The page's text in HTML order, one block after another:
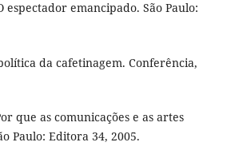
espectador emancipado. São Paulo:
da cafetinagem. Conferência,
que as comunicações e as artes
Paulo: Editora 34, 2005.